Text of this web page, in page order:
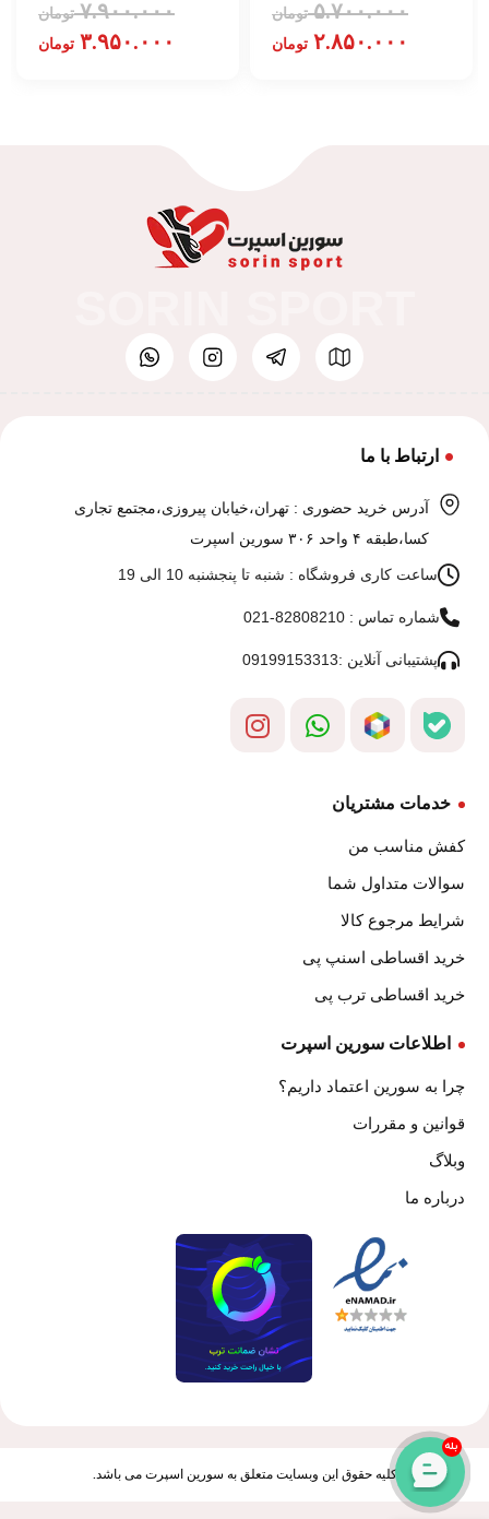
۵.۷۰۰.۰۰۰ تومان
۲.۸۵۰.۰۰۰ تومان
۷.۹۰۰.۰۰۰ تومان
۳.۹۵۰.۰۰۰ تومان
ارتباط با ما
آدرس خرید حضوری : تهران،خیابان پیروزی،مجتمع تجاری
کسا،طبقه ۴ واحد ۳۰۶ سورین اسپرت
ساعت کاری فروشگاه : شنبه تا پنجشنبه 10 الی 19
شماره تماس : 82808210-021
پشتیبانی آنلاین :09199153313
خدمات مشتریان
کفش مناسب من
سوالات متداول شما
شرایط مرجوع کالا
خرید اقساطی اسنپ پی
خرید اقساطی ترب پی
اطلاعات سورین اسپرت
چرا به سورین اعتماد داریم؟
قوانین و مقررات
وبلاگ
درباره ما
کلیه حقوق این وبسایت متعلق به سورین اسپرت می باشد.
بله